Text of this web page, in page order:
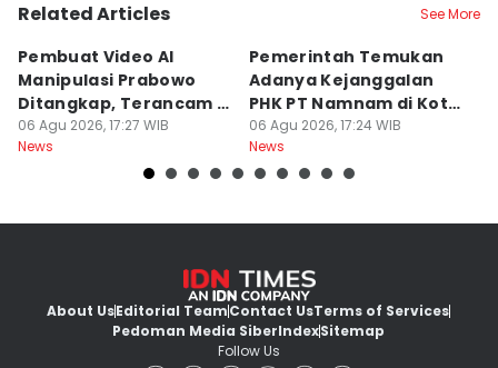
Related Articles See More
Pembuat Video AI
Manipulasi Prabowo
Ditangkap, Terancam 12
Tahun Bui
06 Agu 2026, 17:27 WIB
News
Pemerintah Temukan
Adanya Kejanggalan
PHK PT Namnam di Kota
Cimahi
06 Agu 2026, 17:24 WIB
News
About UsEditorial TeamContact UsTerms of Services
Pedoman Media SiberIndexSitemap
Follow Us